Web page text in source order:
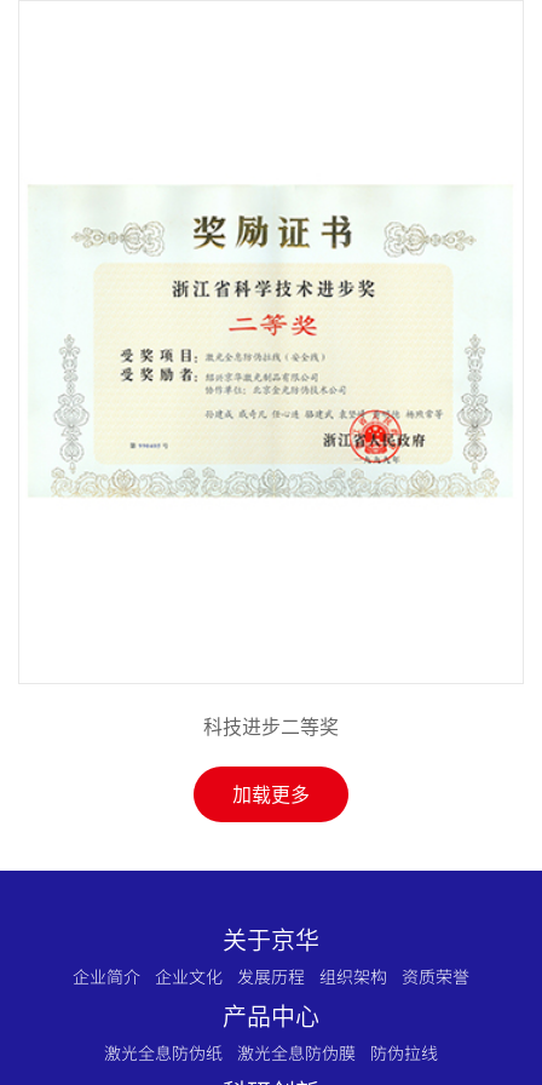
科技进步二等奖
加载更多
关于京华
企业简介 企业文化 发展历程 组织架构
资质荣誉
产品中心
激光全息防伪纸 激光全息防伪膜
防伪拉线